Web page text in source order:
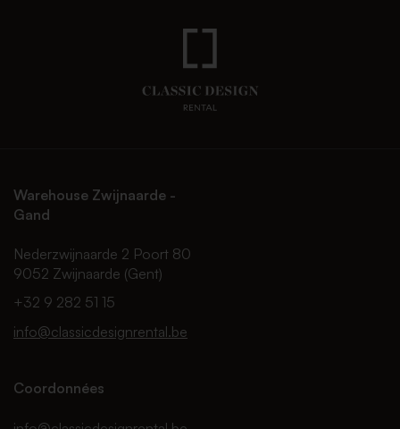
Warehouse Zwijnaarde -
Gand
Nederzwijnaarde 2 Poort 80
9052 Zwijnaarde (Gent)
+32 9 282 51 15
info@classicdesignrental.be
Coordonnées